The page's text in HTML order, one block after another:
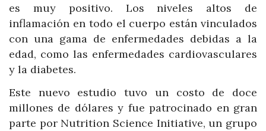
es muy positivo. Los niveles altos de
inflamación en todo el cuerpo están vinculados
con una gama de enfermedades debidas a la
edad, como las enfermedades cardiovasculares
y la diabetes.
Este nuevo estudio tuvo un costo de doce
millones de dólares y fue patrocinado en gran
parte por Nutrition Science Initiative, un grupo